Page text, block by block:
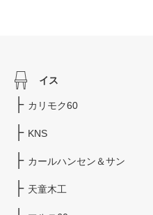
イス
カリモク60
KNS
カールハンセン＆サン
天童木工